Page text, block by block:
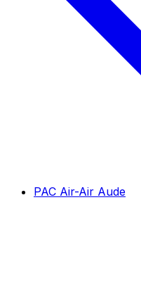
PAC Air-Air Aude